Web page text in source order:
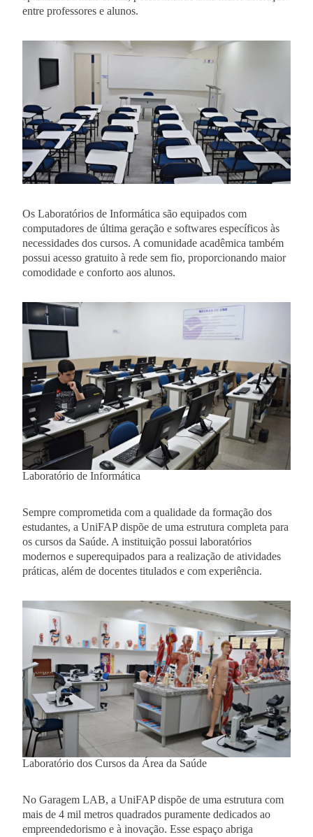
entre professores e alunos.
Os Laboratórios de Informática são equipados com
computadores de última geração e softwares específicos às
necessidades dos cursos. A comunidade acadêmica também
possui acesso gratuito à rede sem fio, proporcionando maior
comodidade e conforto aos alunos.
Laboratório de Informática
Sempre comprometida com a qualidade da formação dos
estudantes, a UniFAP dispõe de uma estrutura completa para
os cursos da Saúde. A instituição possui laboratórios
modernos e superequipados para a realização de atividades
práticas, além de docentes titulados e com experiência.
Laboratório dos Cursos da Área da Saúde
No Garagem LAB, a UniFAP dispõe de uma estrutura com
mais de 4 mil metros quadrados puramente dedicados ao
empreendedorismo e à inovação. Esse espaço abriga